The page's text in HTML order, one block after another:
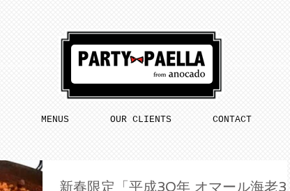
MENUS OUR CLIENTS CONTACT
新春限定「平成30年 オマール海老30